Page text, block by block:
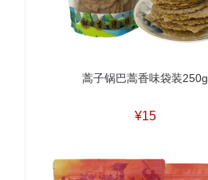
蒿子锅巴蒿香味袋装250g
¥15